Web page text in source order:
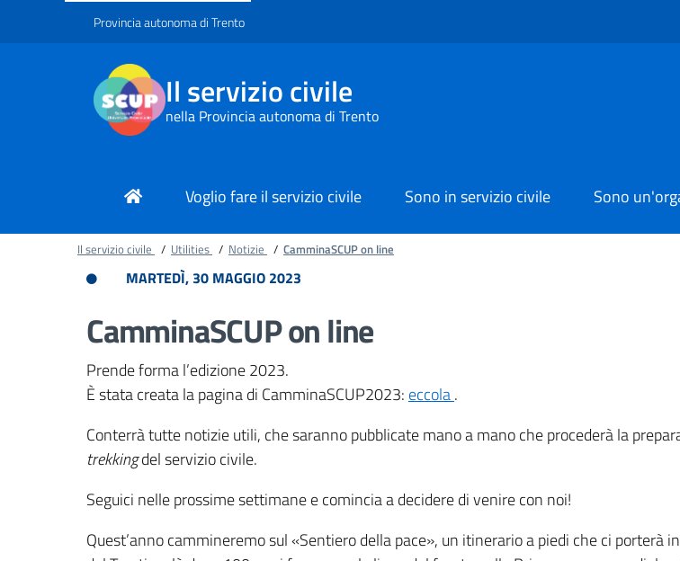
Provincia autonoma di Trento
Il servizio civile
nella Provincia autonoma di Trento
Voglio fare il servizio civile Sono in servizio civile Sono
Il servizio civile / Utilities / Notizie / CamminaSCUP on line
MARTEDÌ, 30 MAGGIO 2023
CamminaSCUP on line
Prende forma l’edizione 2023.
È stata creata la pagina di CamminaSCUP2023: eccola.
Conterrà tutte notizie utili, che saranno pubblicate mano a mano che procederà la
trekkingdel servizio civile.
Seguici nelle prossime settimane e comincia a decidere di venire con noi!
Quest’anno cammineremo sul «Sentiero della pace», un itinerario a piedi che ci porterà